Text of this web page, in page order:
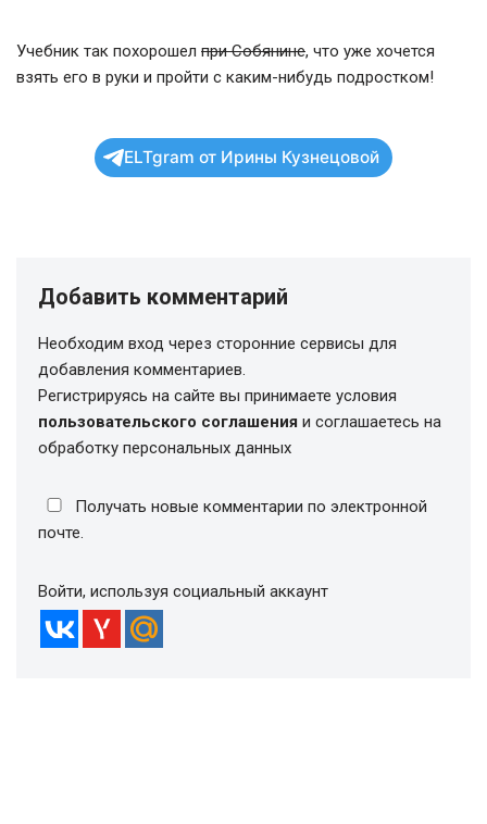
Учебник так похорошел при Собянине, что уже хочется
взять его в руки и пройти с каким-нибудь подростком!
ELTgram от Ирины Кузнецовой
Добавить комментарий
Необходим вход через сторонние сервисы для
добавления комментариев.
Регистрируясь на сайте вы принимаете условия
пользовательского соглашения и соглашаетесь на
обработку персональных данных
Получать новые комментарии по электронной
почте.
Войти, используя социальный аккаунт